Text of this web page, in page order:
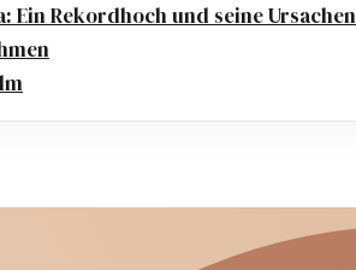
Rekordhoch und seine Ursachen